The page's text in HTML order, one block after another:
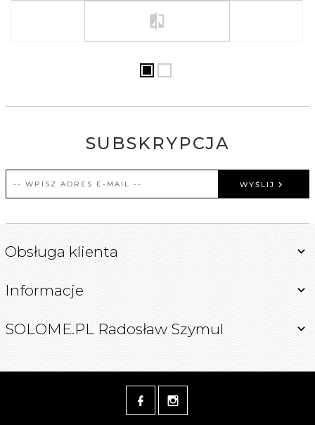
SUBSKRYPCJA
WYŚLIJ
Obsługa klienta
Informacje
SOLOME.PL Radosław Szymul